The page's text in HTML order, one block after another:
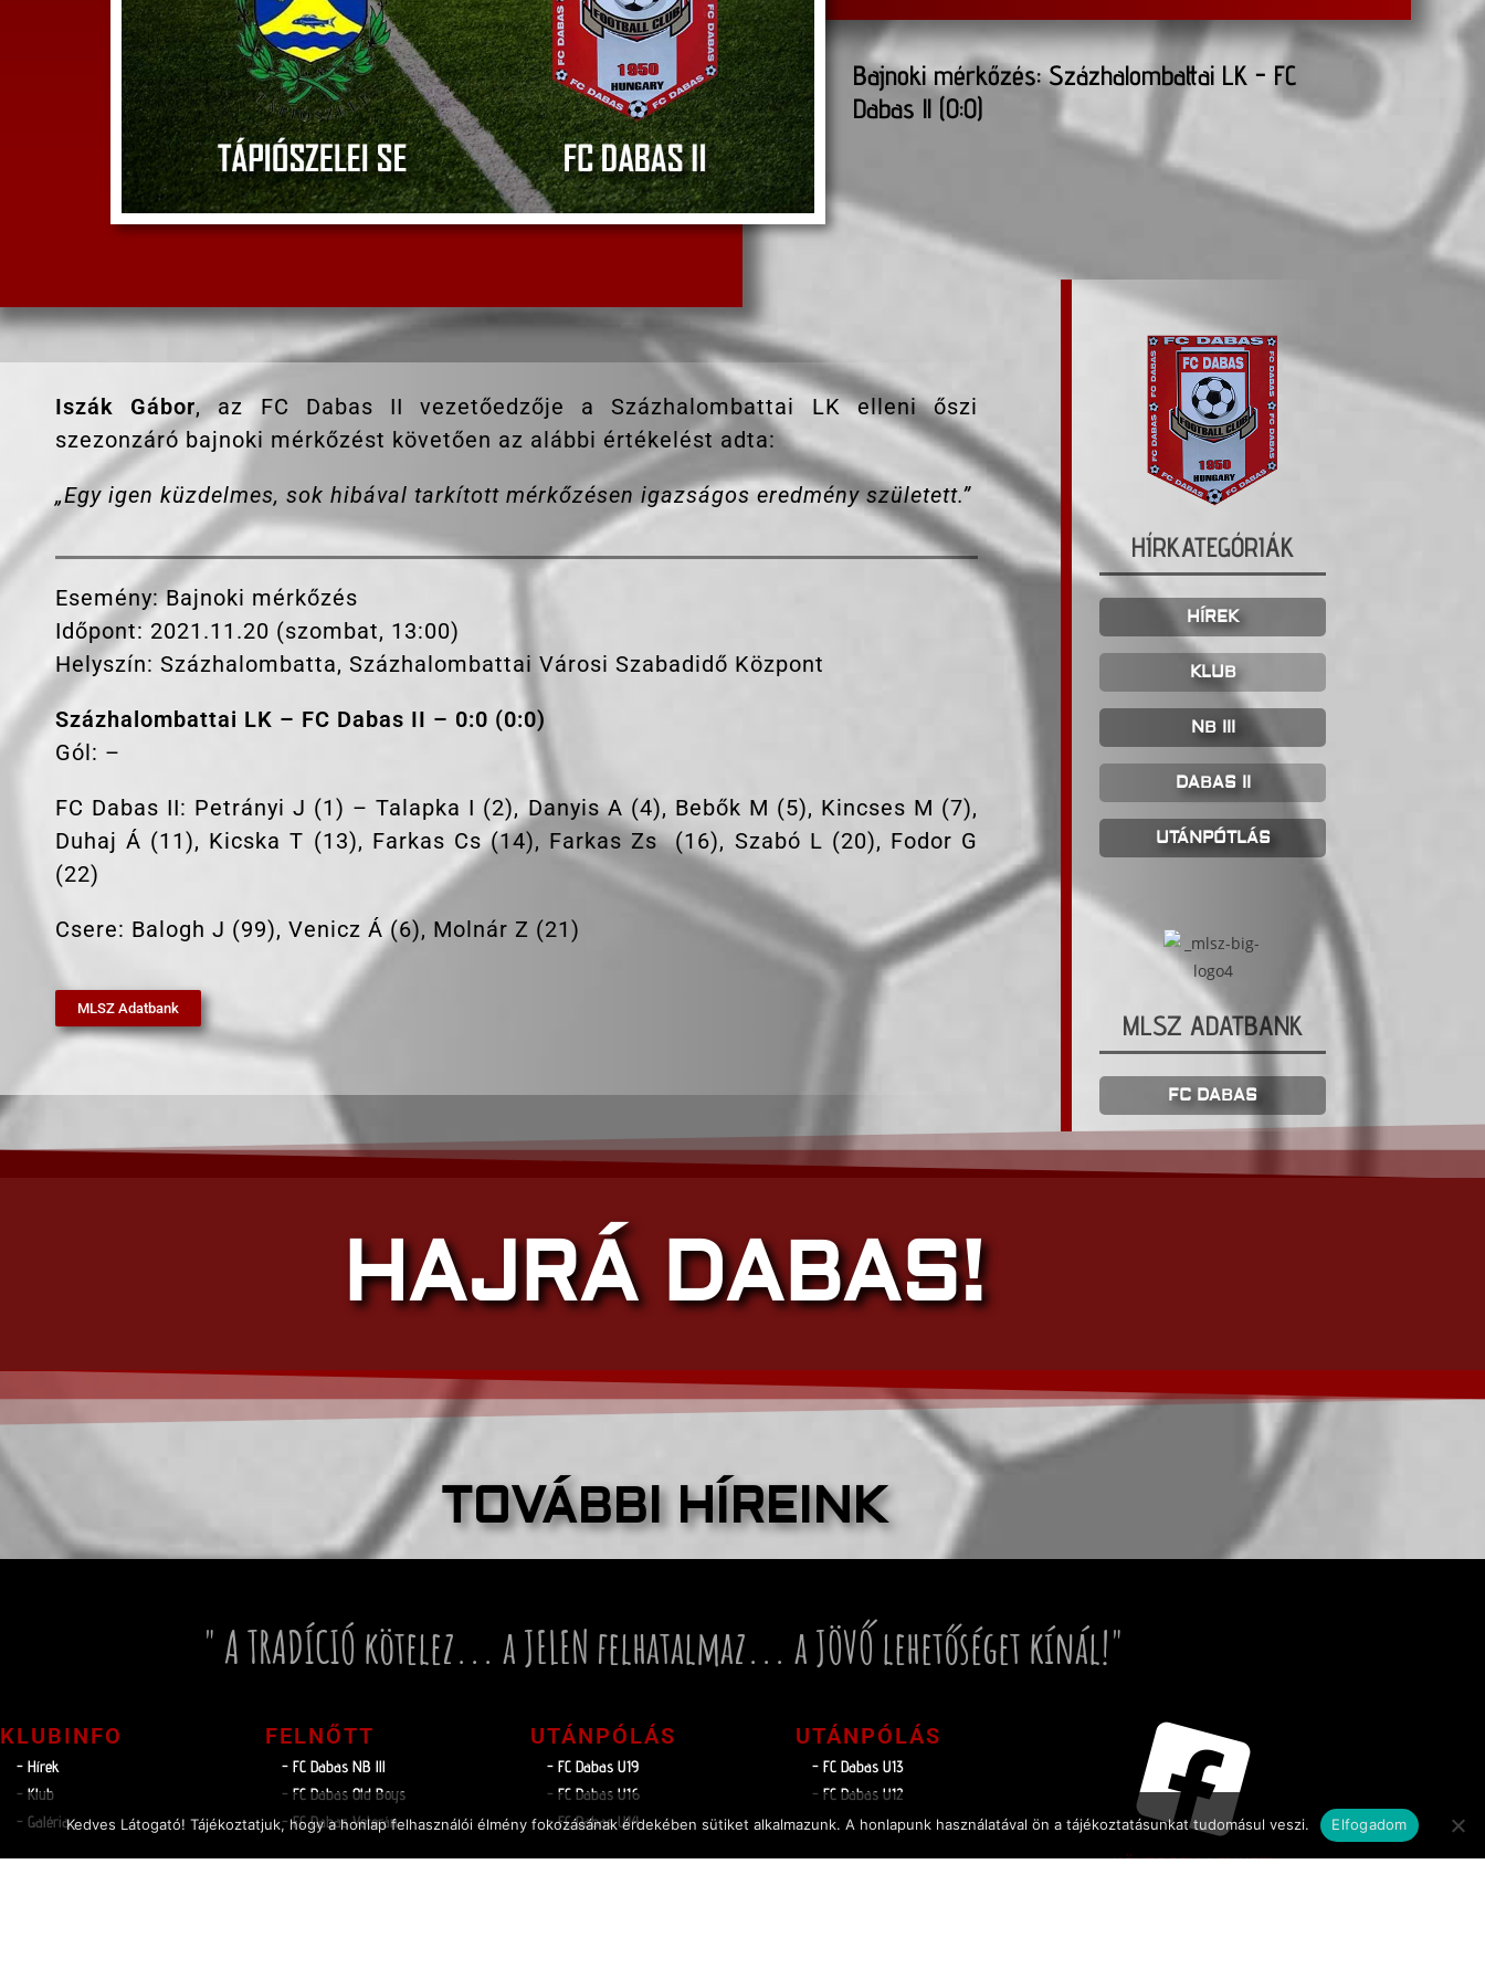
Bajnoki mérkőzés: Százhalombattai LK - FC
Dabas ll (0:0)
Iszák Gábor, az FC Dabas II vezetőedzője a Százhalombattai LK elleni őszi
szezonzáró bajnoki mérkőzést követően az alábbi értékelést adta:
„Egy igen küzdelmes, sok hibával tarkított mérkőzésen igazságos eredmény született.”
Esemény: Bajnoki mérkőzés
Időpont: 2021.11.20 (szombat, 13:00)
Helyszín: Százhalombatta, Százhalombattai Városi Szabadidő Központ
Százhalombattai LK – FC Dabas II – 0:0 (0:0)
Gól: –
FC Dabas II: Petrányi J (1) – Talapka I (2), Danyis A (4), Bebők M (5), Kincses M (7),
Duhaj Á (11), Kicska T (13), Farkas Cs (14), Farkas Zs (16), Szabó L (20), Fodor G
(22)
Csere: Balogh J (99), Venicz Á (6), Molnár Z (21)
MLSZ Adatbank
HÍRKATEGÓRIÁK
HÍREK
KLUB
NB III
DABAS II
UTÁNPÓTLÁS
MLSZ ADATBANK
FC DABAS
HAJRÁ DABAS!
TOVÁBBI HÍREINK
" A TRADÍCIÓ kötelez... a JELEN felhatalmaz... a JÖVŐ lehetőséget kínál!"
KLUBINFO
- Hírek
- Klub
- Galéria
FELNŐTT
- FC Dabas NB lll
- FC Dabas Old Boys
- FC Dabas Veterán
UTÁNPÓLÁS
- FC Dabas U19
- FC Dabas U16
- FC Dabas U14
UTÁNPÓLÁS
- FC Dabas U13
- FC Dabas U12
KÖVESSEN MINKET!
Kedves Látogató! Tájékoztatjuk, hogy a honlap felhasználói élmény fokozásának érdekében sütiket alkalmazunk. A honlapunk használatával ön a tájékoztatásunkat tudomásul veszi. Elfogadom